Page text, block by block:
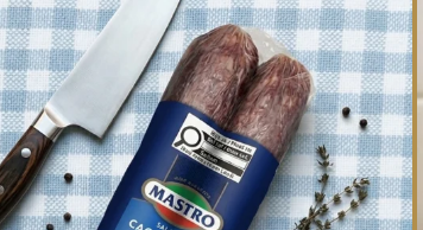
ways...
16 0